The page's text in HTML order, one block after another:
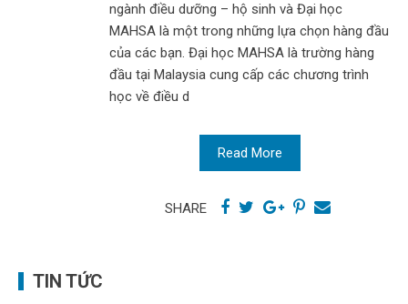
ngành điều dưỡng – hộ sinh và Đại học
MAHSA là một trong những lựa chọn hàng đầu
của các bạn. Đại học MAHSA là trường hàng
đầu tại Malaysia cung cấp các chương trình
học về điều d
Read More
SHARE
TIN TỨC